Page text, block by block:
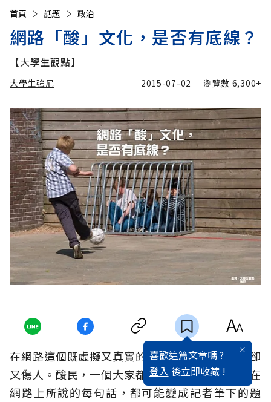
首頁 話題 政治
網路「酸」文化，是否有底線？
【大學生觀點】
大學生強尼 2015-07-02 瀏覽數 6,300+
喜歡這篇文章嗎 ?
登入 後立即收藏 !
在網路這個既虛擬又真實的世界，看起來迷人，卻
又傷人。酸民，一個大家都不陌生的名詞，他們在
網路上所說的每句話，都可能變成記者筆下的題